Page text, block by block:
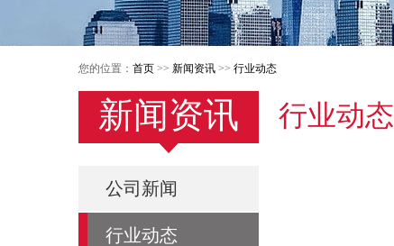
您的位置： 首页 >> 新闻资讯 >> 行业动态
新闻资讯
公司新闻
行业动态
行业动态